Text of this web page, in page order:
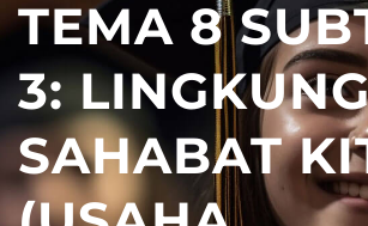
TEMA 8
3:
SAHABAT